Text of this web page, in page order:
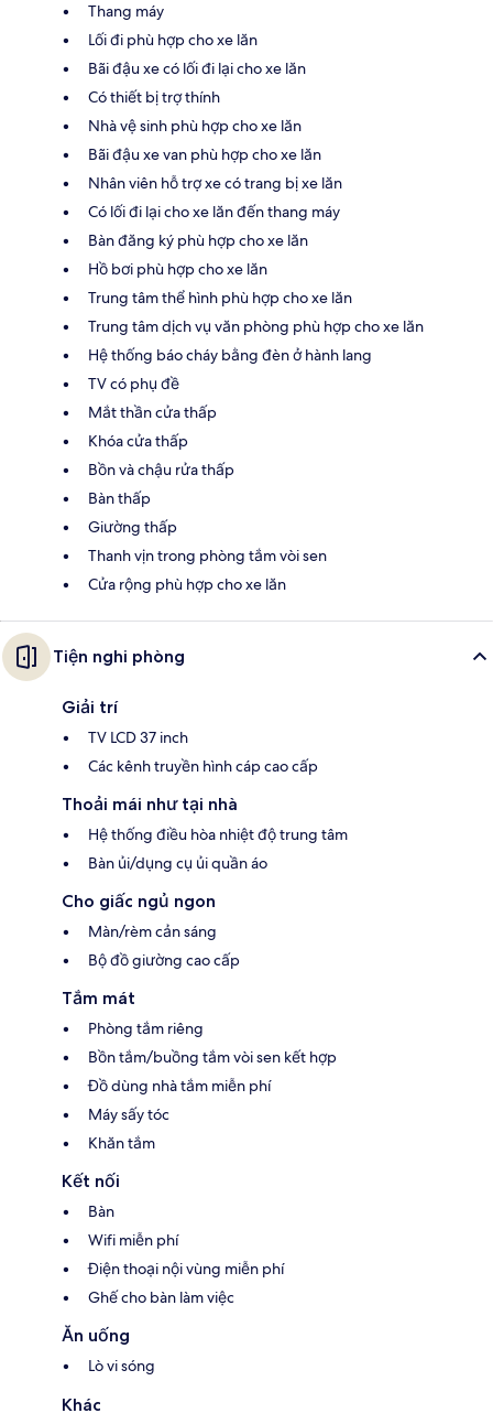
Thang máy
Lối đi phù hợp cho xe lăn
Bãi đậu xe có lối đi lại cho xe lăn
Có thiết bị trợ thính
Nhà vệ sinh phù hợp cho xe lăn
Bãi đậu xe van phù hợp cho xe lăn
Nhân viên hỗ trợ xe có trang bị xe lăn
Có lối đi lại cho xe lăn đến thang máy
Bàn đăng ký phù hợp cho xe lăn
Hồ bơi phù hợp cho xe lăn
Trung tâm thể hình phù hợp cho xe lăn
Trung tâm dịch vụ văn phòng phù hợp cho xe lăn
Hệ thống báo cháy bằng đèn ở hành lang
TV có phụ đề
Mắt thần cửa thấp
Khóa cửa thấp
Bồn và chậu rửa thấp
Bàn thấp
Giường thấp
Thanh vịn trong phòng tắm vòi sen
Cửa rộng phù hợp cho xe lăn
Tiện nghi phòng
Giải trí
TV LCD 37 inch
Các kênh truyền hình cáp cao cấp
Thoải mái như tại nhà
Hệ thống điều hòa nhiệt độ trung tâm
Bàn ủi/dụng cụ ủi quần áo
Cho giấc ngủ ngon
Màn/rèm cản sáng
Bộ đồ giường cao cấp
Tắm mát
Phòng tắm riêng
Bồn tắm/buồng tắm vòi sen kết hợp
Đồ dùng nhà tắm miễn phí
Máy sấy tóc
Khăn tắm
Kết nối
Bàn
Wifi miễn phí
Điện thoại nội vùng miễn phí
Ghế cho bàn làm việc
Ăn uống
Lò vi sóng
Khác